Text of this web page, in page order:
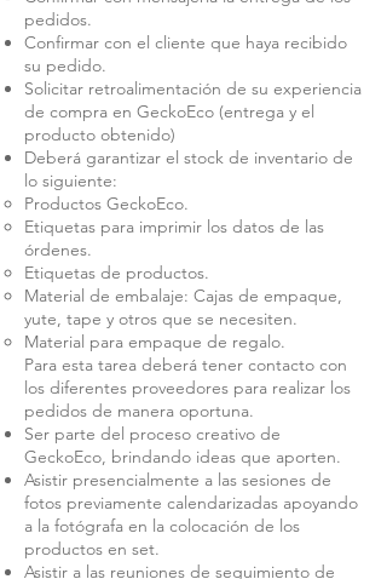
pedidos.
Confirmar con el cliente que haya recibido
su pedido.
Solicitar retroalimentación de su experiencia
de compra en GeckoEco (entrega y el
producto obtenido)
Deberá garantizar el stock de inventario de
lo siguiente:
Productos GeckoEco.
Etiquetas para imprimir los datos de las
órdenes.
Etiquetas de productos.
Material de embalaje: Cajas de empaque,
yute, tape y otros que se necesiten.
Material para empaque de regalo.
Para esta tarea deberá tener contacto con
los diferentes proveedores para realizar los
pedidos de manera oportuna.
Ser parte del proceso creativo de
GeckoEco, brindando ideas que aporten.
Asistir presencialmente a las sesiones de
fotos previamente calendarizadas apoyando
a la fotógrafa en la colocación de los
productos en set.
Asistir a las reuniones de seguimiento de